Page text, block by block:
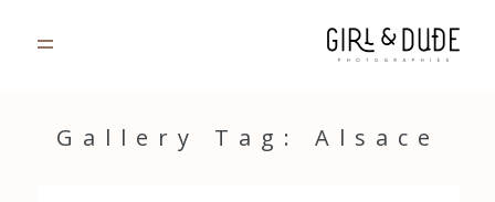
Gallery Tag: Alsace